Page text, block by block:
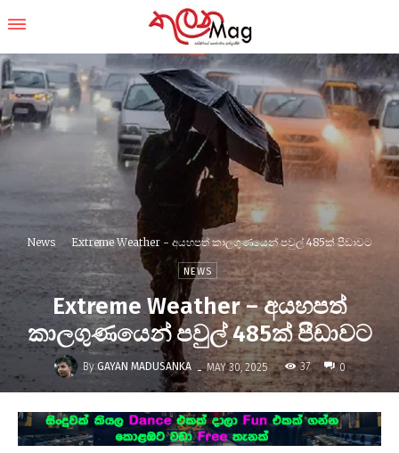
News Extreme Weather - අයහපත් කාලගුණයෙන් පවුල් 485ක් පීඩාවට
NEWS
Extreme Weather – අයහපත්
කාලගුණයෙන් පවුල් 485ක් පීඩාවට
By GAYAN MADUSANKA - MAY 30, 2025 37 0